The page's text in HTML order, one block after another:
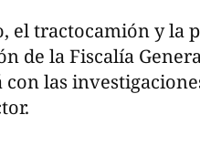
el tractocamión y la
de la Fiscalía
las